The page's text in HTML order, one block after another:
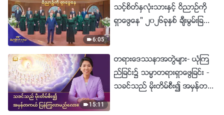
6:05
သင့္စိတ္ႏွလုံးသားႏွင့္ ဝိညာဥ္ကို
ရွာေဖြေန" ၂၀၂၆ခုႏွစ္ ခ်ီးမြမ္းျခ
15:11
တရားေဒႆနာအတြဲမ်ား- ယုံၾက
ည္ျခင္း၌ သမၼာတရားရွာေဖြျခင္း -
သခင္သည္ မိုးတိမ္စီး၍ အမွန္တက